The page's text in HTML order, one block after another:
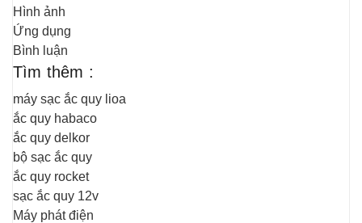
Hình ảnh
Ứng dụng
Bình luận
Tìm thêm :
máy sạc ắc quy lioa
ắc quy habaco
ắc quy delkor
bộ sạc ắc quy
ắc quy rocket
sạc ắc quy 12v
Máy phát điện